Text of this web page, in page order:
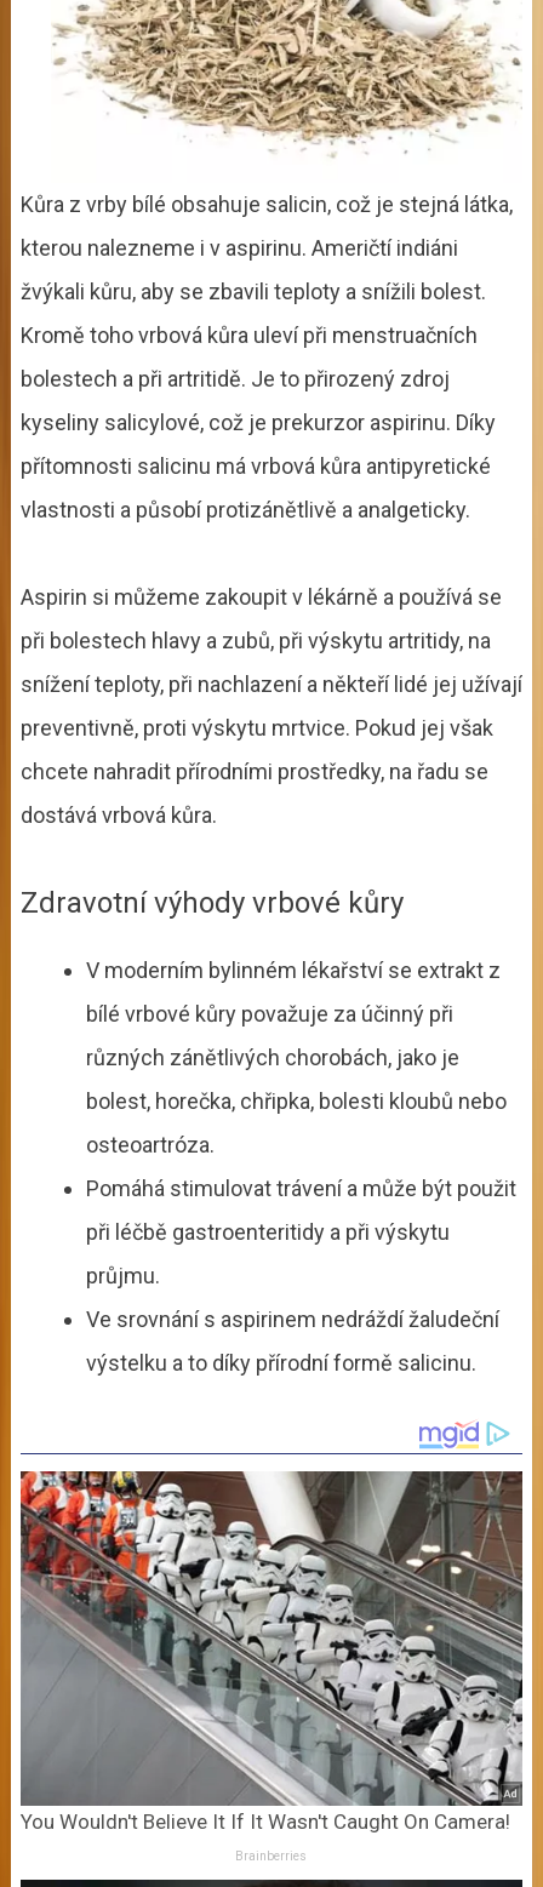
Kůra z vrby bílé obsahuje salicin, což je stejná látka,
kterou nalezneme i v aspirinu. Američtí indiáni
žvýkali kůru, aby se zbavili teploty a snížili bolest.
Kromě toho vrbová kůra uleví při menstruačních
bolestech a při artritidě. Je to přirozený zdroj
kyseliny salicylové, což je prekurzor aspirinu. Díky
přítomnosti salicinu má vrbová kůra antipyretické
vlastnosti a působí protizánětlivě a analgeticky.
Aspirin si můžeme zakoupit v lékárně a používá se
při bolestech hlavy a zubů, při výskytu artritidy, na
snížení teploty, při nachlazení a někteří lidé jej užívají
preventivně, proti výskytu mrtvice. Pokud jej však
chcete nahradit přírodními prostředky, na řadu se
dostává vrbová kůra.
Zdravotní výhody vrbové kůry
V moderním bylinném lékařství se extrakt z
bílé vrbové kůry považuje za účinný při
různých zánětlivých chorobách, jako je
bolest, horečka, chřipka, bolesti kloubů nebo
osteoartróza.
Pomáhá stimulovat trávení a může být použit
při léčbě gastroenteritidy a při výskytu
průjmu.
Ve srovnání s aspirinem nedráždí žaludeční
výstelku a to díky přírodní formě salicinu.
You Wouldn't Believe It If It Wasn't Caught On Camera!
Brainberries